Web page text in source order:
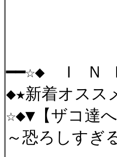
http://
━━☆◆ Ｉ Ｎ
◆★新着オス
☆◆▼【ザコ達
～恐ろしす